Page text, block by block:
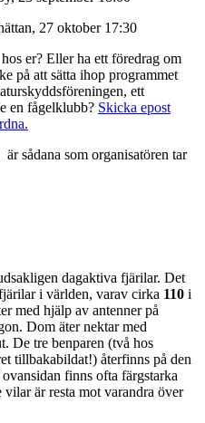
27 oktober 17:30
er? Eller ha ett föredrag om
på att sätta ihop programmet
ett
en fågelklubb? Skicka epost
är sådana som organisatören tar
dagaktiva fjärilar. Det
i världen, varav cirka 110 i
med hjälp av antenner på
Dom äter nektar med
De tre benparen (två hos
tillbakabildat!) återfinns på den
finns ofta färgstarka
är resta mot varandra över